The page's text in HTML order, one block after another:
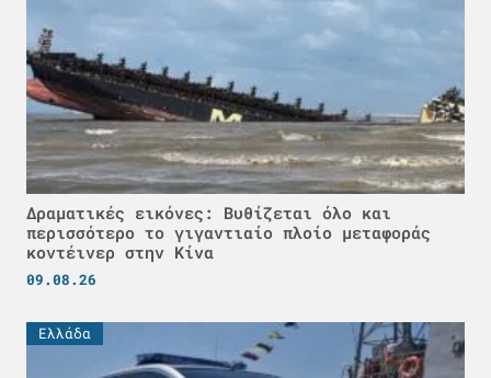
Δραματικές εικόνες: Βυθίζεται όλο και
περισσότερο το γιγαντιαίο πλοίο μεταφοράς
κοντέινερ στην Κίνα
09.08.26
Ελλάδα